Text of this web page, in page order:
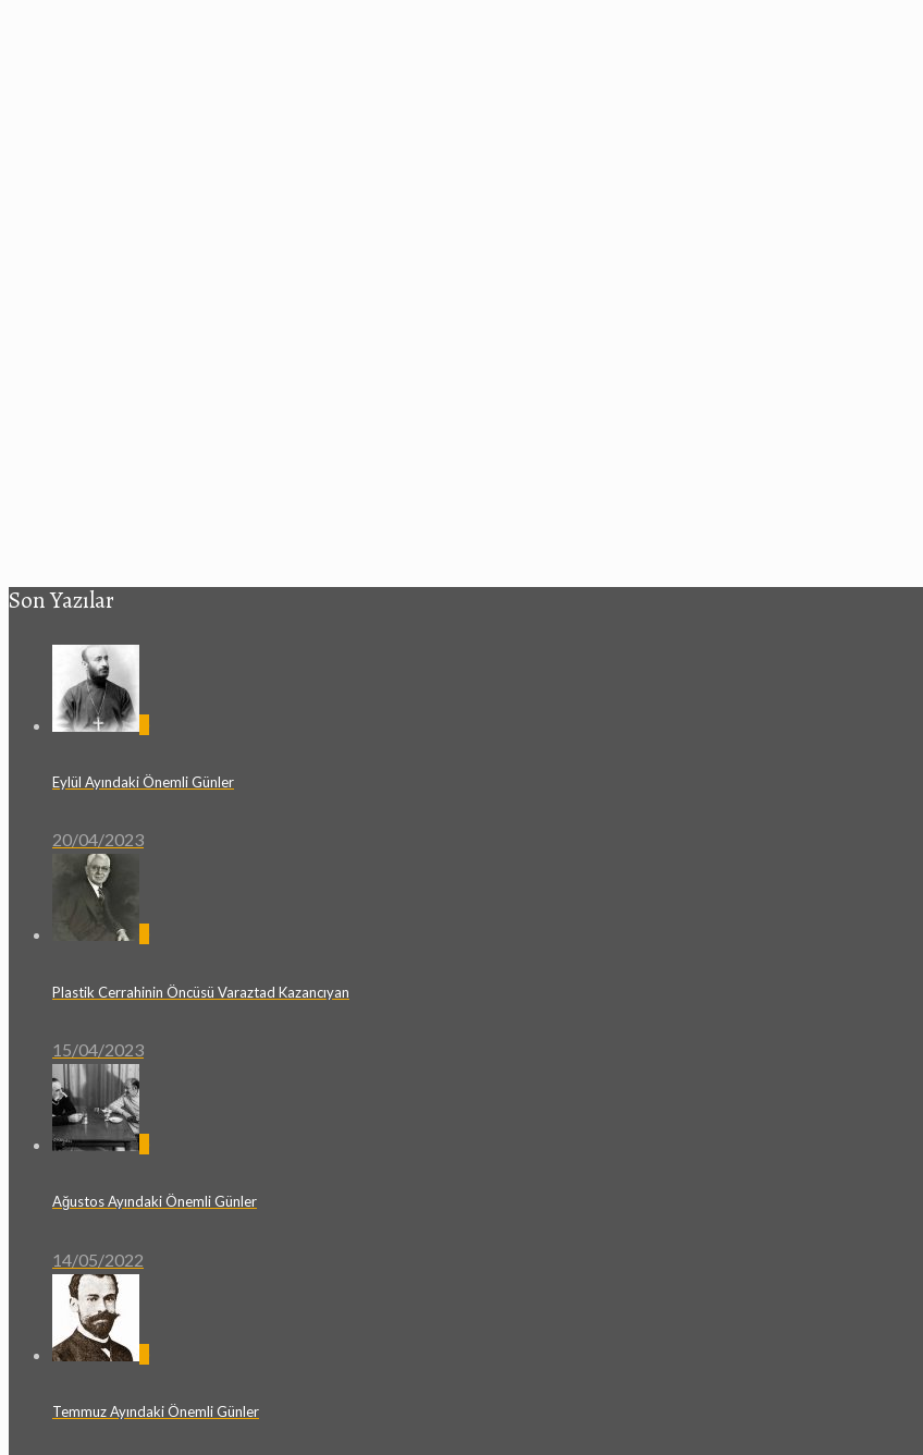
Son Yazılar
Eylül Ayındaki Önemli Günler
20/04/2023
Plastik Cerrahinin Öncüsü Varaztad Kazancıyan
15/04/2023
Ağustos Ayındaki Önemli Günler
14/05/2022
Temmuz Ayındaki Önemli Günler